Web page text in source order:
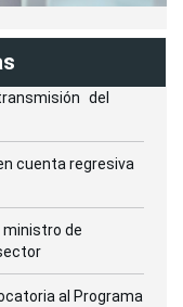
del
cuenta regresiva
ministro de
al Programa